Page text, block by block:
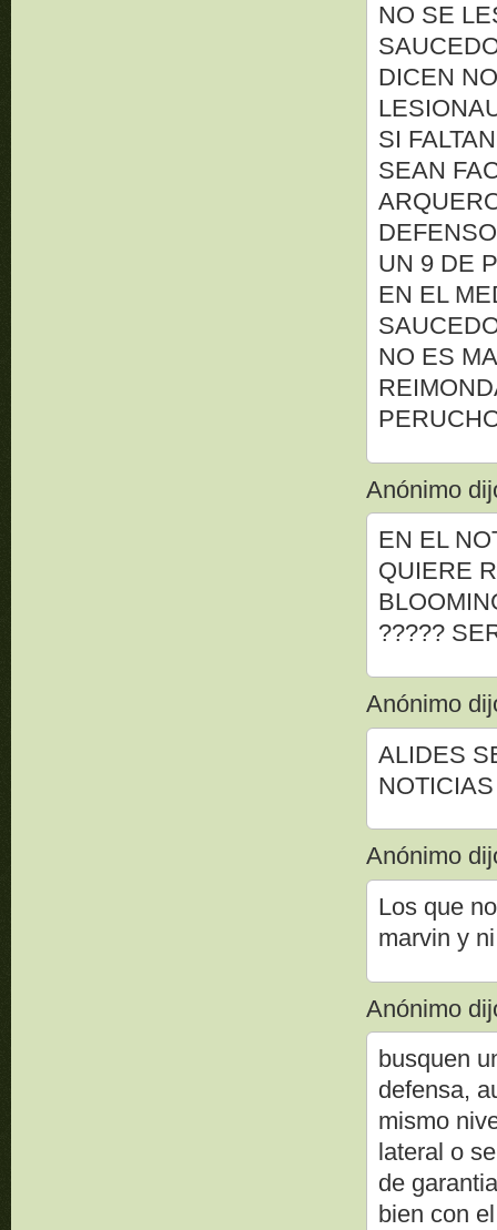
NO SE
DICEN
SI
SEAN
UN 9 DE
EN EL
NO ES
Anónimo
EN EL
QUIERE
?????
Anónimo
ALIDES
NOTICIAS
Anónimo
Los que
marvin y
Anónimo
busquen
defensa,
mismo
lateral o
de
bien con